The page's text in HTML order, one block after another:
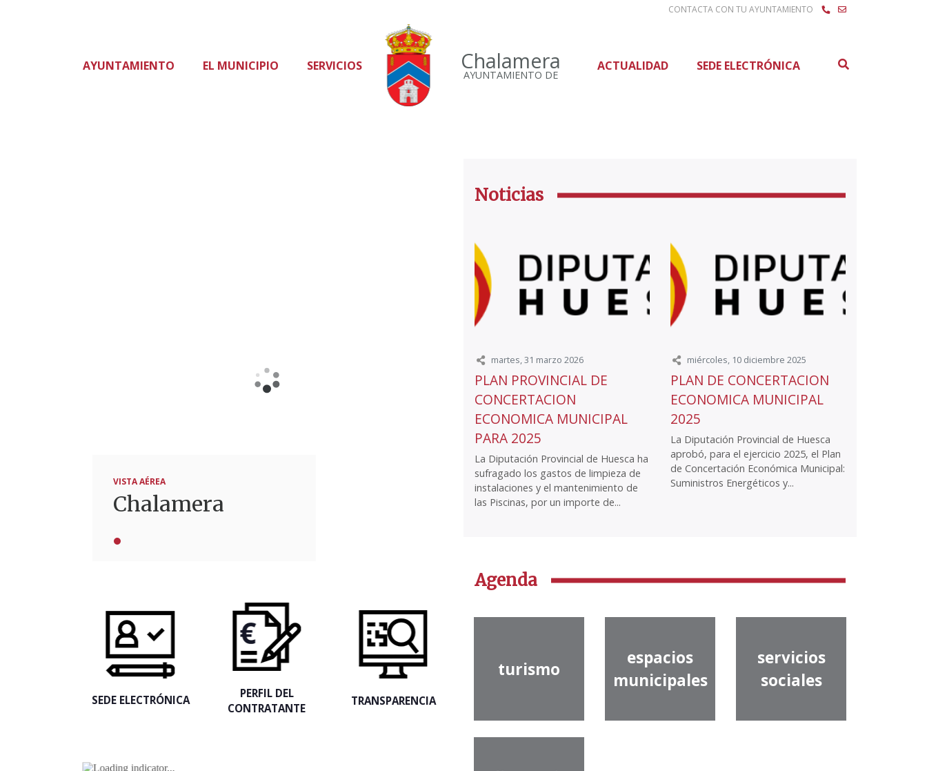
CONTACTA CON TU AYUNTAMIENTO
Chalamera
AYUNTAMIENTO DE
AYUNTAMIENTO EL MUNICIPIO SERVICIOS ACTUALIDAD SEDE ELECTRÓNICA
VISTA AÉREA
Chalamera
SEDE ELECTRÓNICA
PERFIL DEL
CONTRATANTE
TRANSPARENCIA
Noticias
martes, 31 marzo 2026
PLAN PROVINCIAL DE
CONCERTACION
ECONOMICA MUNICIPAL
PARA 2025
La Diputación Provincial de Huesca ha
sufragado los gastos de limpieza de
instalaciones y el mantenimiento de
las Piscinas, por un importe de...
miércoles, 10 diciembre 2025
PLAN DE CONCERTACION
ECONOMICA MUNICIPAL
2025
La Diputación Provincial de Huesca
aprobó, para el ejercicio 2025, el Plan
de Concertación Económica Municipal:
Suministros Energéticos y...
Agenda
turismo
espacios
municipales
servicios
sociales